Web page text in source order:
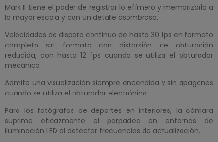
Mark II tiene el poder de registrar lo efímero y memorizarlo a
la mayor escala y con un detalle asombroso.
Velocidades de disparo continuo de hasta 30 fps en formato
completo sin formato con distorsión de obturación
reducida, con hasta 12 fps cuando se utiliza el obturador
mecánico
Admite una visualización siempre encendida y sin apagones
cuando se utiliza el obturador electrónico
Para los fotógrafos de deportes en interiores, la cámara
suprime eficazmente el parpadeo en entornos de
iluminación LED al detectar frecuencias de actualización.